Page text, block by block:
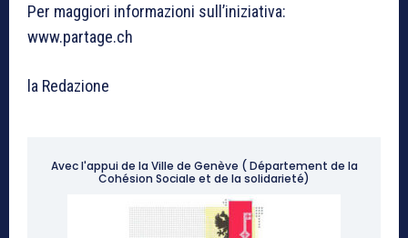
Per maggiori informazioni sull’iniziativa:
www.partage.ch
la Redazione
Avec l'appui de la Ville de Genève ( Département de la
Cohésion Sociale et de la solidarieté)